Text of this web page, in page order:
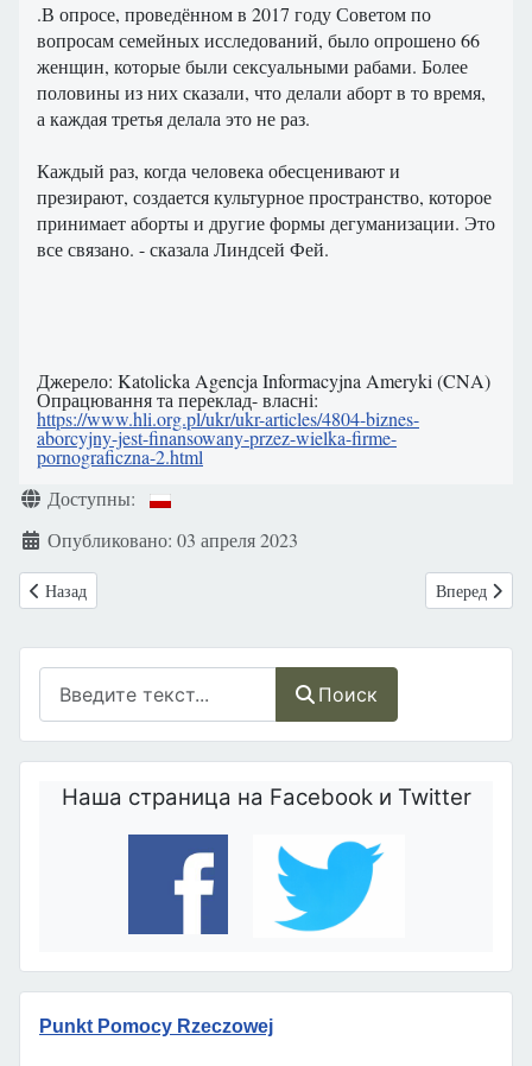
Поиск
Наша страница на Facebook и Twitter
Punkt Pomocy Rzeczowej
.В опросе, проведённом в 2017 году Советом по
вопросам семейных исследований, было опрошено 66
женщин, которые были сексуальными рабами. Более
половины из них сказали, что делали аборт в то время,
а каждая третья делала это не раз.
Каждый раз, когда человека обесценивают и
презирают, создается культурное пространство, которое
принимает аборты и другие формы дегуманизации. Это
все связано. - сказала Линдсей Фей.
Джерело: Katolicka Agencja Informacyjna Ameryki (CNA)
Опрацювання та переклад- власні:
https://www.hli.org.pl/ukr/ukr-articles/4804-biznes-
aborcyjny-jest-finansowany-przez-wielka-firme-
pornograficzna-2.html
Информация о материале
Доступны:
Опубликовано: 03 апреля 2023
Предыдущий: В вакцине от COVID-19 используют абортивные
Назад Следующий:
Вперед